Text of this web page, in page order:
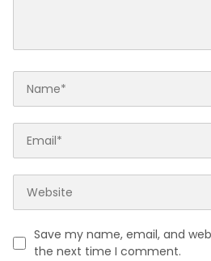
Save my name, email, and
the next time I comment.